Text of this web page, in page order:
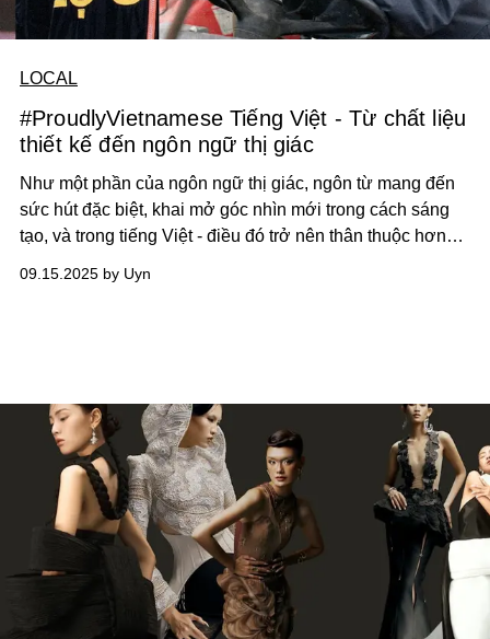
LOCAL
#ProudlyVietnamese Tiếng Việt - Từ chất liệu
thiết kế đến ngôn ngữ thị giác
Như một phần của ngôn ngữ thị giác, ngôn từ mang đến
sức hút đặc biệt, khai mở góc nhìn mới trong cách sáng
tạo, và trong tiếng Việt - điều đó trở nên thân thuộc hơn
09.15.2025 by Uyn